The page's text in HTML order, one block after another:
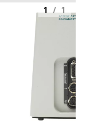
1 / 1